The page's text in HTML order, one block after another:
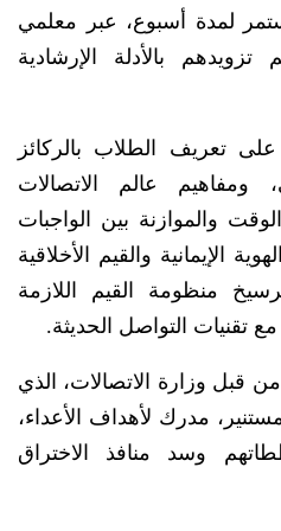
لمدة أسبوع، عبر معلمي
تزويدهم بالأدلة الإرشادية
تعريف الطلاب بالركائز
ومفاهيم عالم الاتصالات
والموازنة بين الواجبات
الإيمانية والقيم الأخلاقية
منظومة القيم اللازمة
تقنيات التواصل الحديثة.
قبل وزارة الاتصالات، الذي
مدرك لأهداف الأعداء،
وسد منافذ الاختراق